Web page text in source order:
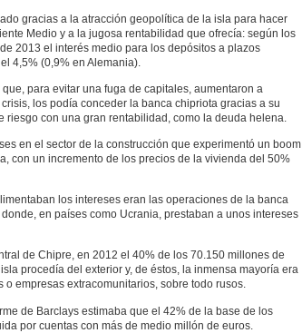
gracias a la atracción geopolítica de la isla para hacer
Medio y a la jugosa rentabilidad que ofrecía: según los
2013 el interés medio para los depósitos a plazos
4,5% (0,9% en Alemania).
para evitar una fuga de capitales, aumentaron a
los podía conceder la banca chipriota gracias a su
riesgo con una gran rentabilidad, como la deuda helena.
en el sector de la construcción que experimentó un boom
con un incremento de los precios de la vivienda del 50%
los intereses eran las operaciones de la banca
en países como Ucrania, prestaban a unos intereses
de Chipre, en 2012 el 40% de los 70.150 millones de
procedía del exterior y, de éstos, la inmensa mayoría era
empresas extracomunitarios, sobre todo rusos.
de Barclays estimaba que el 42% de la base de los
por cuentas con más de medio millón de euros.